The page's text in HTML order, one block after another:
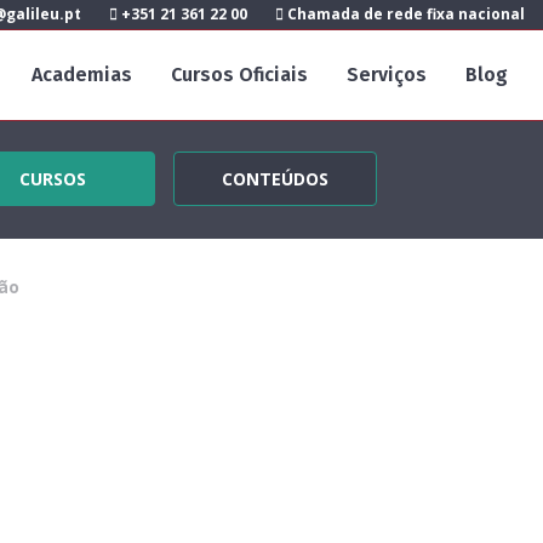
+351 21 361 22 00 Chamada de rede fixa nacional
Academias Cursos Oficiais Serviços Blog
CURSOS CONTEÚDOS